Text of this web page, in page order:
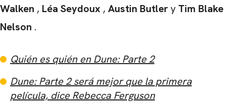
Walken , Léa Seydoux , Austin Butlery Tim Blake
Nelson .
Quién es quién en Dune: Parte 2
Dune: Parte 2 será mejor que la primera
película, dice Rebecca Ferguson